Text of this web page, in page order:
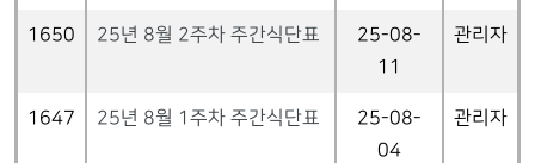
1650 25년 8월 2주차 주간식단표
25-08-
11
관리자
1647 25년 8월 1주차 주간식단표
25-08-
04
관리자